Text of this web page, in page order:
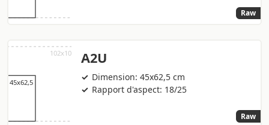
Raw
A2U
Dimension: 45x62,5 cm
Rapport d'aspect: 18/25
Raw